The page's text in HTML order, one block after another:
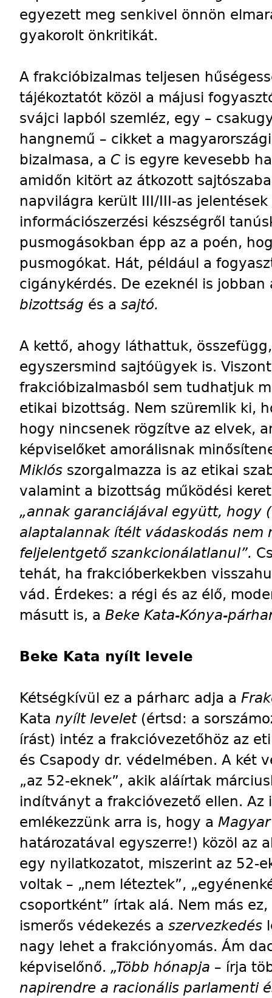
egyezett meg senkivel önnön
gyakorolt önkritikát.
A frakcióbizalmas teljesen
tájékoztatót közöl a májusi
svájci lapból szemléz, egy –
hangnemű – cikket a
bizalmasa, a C is egyre kevesebb
amidőn kitört az átkozott
napvilágra került III/III-as jelentések
információszerzési készségről
pusmogásokban épp az a poén,
pusmogókat. Hát, például a
cigánykérdés. De ezeknél is
bizottság és a sajtó.
A kettő, ahogy láthattuk,
egyszersmind sajtóügyek is.
frakcióbizalmasból sem tudhatjuk
etikai bizottság. Nem szüremlik ki,
hogy nincsenek rögzítve az elvek,
képviselőket amorálisnak
Miklós szorgalmazza is az etikai
valamint a bizottság működési
„annak garanciájával együtt, hogy
alaptalannak ítélt vádaskodás
feljelentgető szankcionálatlanul”.
tehát, ha frakcióberkekben
vád. Érdekes: a régi és az élő,
másutt is, a Beke Kata-Kónya-
Beke Kata nyílt levele
Kétségkívül ez a párharc adja a
Kata nyílt levelet (értsd: a
írást) intéz a frakcióvezetőhöz az
és Csapody dr. védelmében. A két
„az 52-eknek”, akik aláírtak
indítványt a frakcióvezető ellen.
emlékezzünk arra is, hogy a
határozatával egyszerre!) közöl az
egy nyilatkozatot, miszerint az 52-
voltak – „nem léteztek”,
csoportként” írtak alá. Nem más
ismerős védekezés a szervezkedés
nagy lehet a frakciónyomás. Ám
képviselőnő. „Több hónapja – írja
napirendre a racionális parlamenti